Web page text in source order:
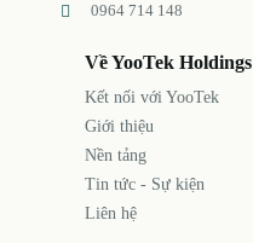
0964 714 148
Về YooTek Holdings
Kết nối với YooTek
Giới thiệu
Nền tảng
Tin tức - Sự kiện
Liên hệ